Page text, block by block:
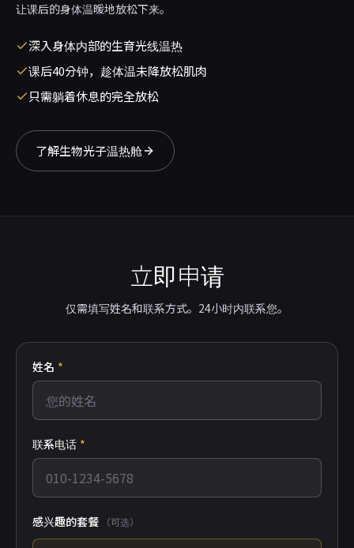
让课后的身体温暖地放松下来。
深入身体内部的生育光线温热
课后40分钟，趁体温未降放松肌肉
只需躺着休息的完全放松
了解生物光子温热舱
立即申请
仅需填写姓名和联系方式。24小时内联系您。
姓名 *
联系电话 *
感兴趣的套餐 （可选）